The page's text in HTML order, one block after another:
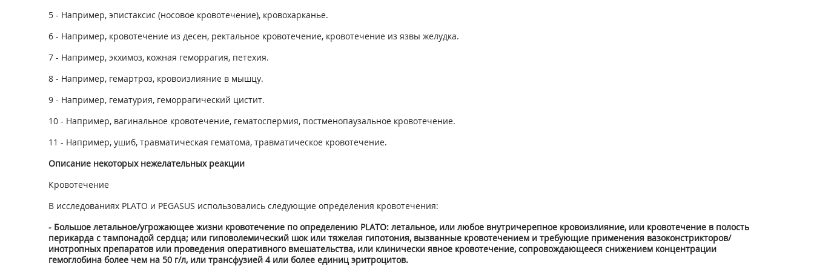
5- Например, эпистаксис (носовое кровотечение), кровохарканье.
6 - Например, кровотечение из десен, ректальное кровотечение, кровотечение из язвы желудка.
7 - Например, экхимоз, кожная геморрагия, петехия.
8 - Например, гемартроз, кровоизлияние в мышцу.
9 - Например, гематурия, геморрагический цистит.
10 - Например, вагинальное кровотечение, гематоспермия, постменопаузальное кровотечение.
11 - Например, ушиб, травматическая гематома, травматическое кровотечение.
Описание некоторых нежелательных реакции
Кровотечение
В исследованиях PLATO и PEGASUS использовались следующие определения кровотечения:
- Большое летальное/угрожающее жизни кровотечение по определению PLATO: летальное, или любое внутричерепное кровоизлияние, или кровотечение в полость
перикарда с тампонадой сердца; или гиповолемический шок или тяжелая гипотония, вызванные кровотечением и требующие применения вазоконстрикторов/
инотропных препаратов или проведения оперативного вмешательства, или клинически явное кровотечение, сопровождающееся снижением концентрации
гемоглобина более чем на 50 г/л, или трансфузией 4 или более единиц эритроцитов.